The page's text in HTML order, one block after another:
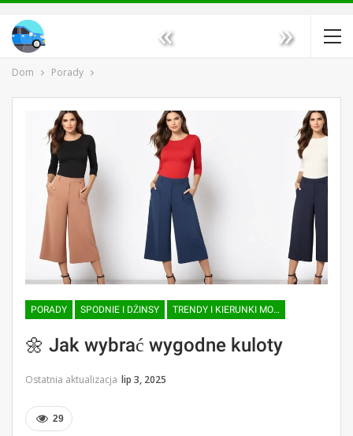
« »
Dom Porady
PORADY SPODNIE I DŻINSY TRENDY I KIERUNKI MODY
🌼 Jak wybrać wygodne kuloty
Ostatnia aktualizacja lip 3, 2025
29